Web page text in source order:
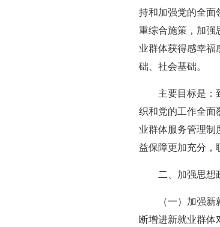
规范运营强基础 跨业合作促发展——联合党委第六联合党支部到北京
关于发布《北京地区文物艺术品拍卖佣（酬）金标准调查报告》的通知
“协会+媒体+法律联动”助力企业发展系列活动之十 ——走进会员单位
关于做好夏季防暑降温及汛期安全生产工作的通知
关于发布2026年北京市信用承诺企业 拍卖企业（第二批）名单的公告
党建领航商旅融合，联动赋能行业发展——联合党委组织开展“七一”主
坚守人民立场 践行正确政绩观——北京拍卖协会流动党支部与第六流
艺术疗愈生活 展现积极人生 ——北京拍卖协会姚光锋会长一行参观刘
强化内部监督机制 护航协会健康发展——北拍协第五届第四次监事会
完善治理体系，研究发展重点，共促高质量发展——北京拍卖协会召开
持和加强党的全面
重综合施策，加强
业群体获得感幸福
础、社会基础。
主要目标是：到
织和党的工作全面
业群体服务管理制
益保障更加充分，
二、加强思想
（一）加强新就
断增进新就业群